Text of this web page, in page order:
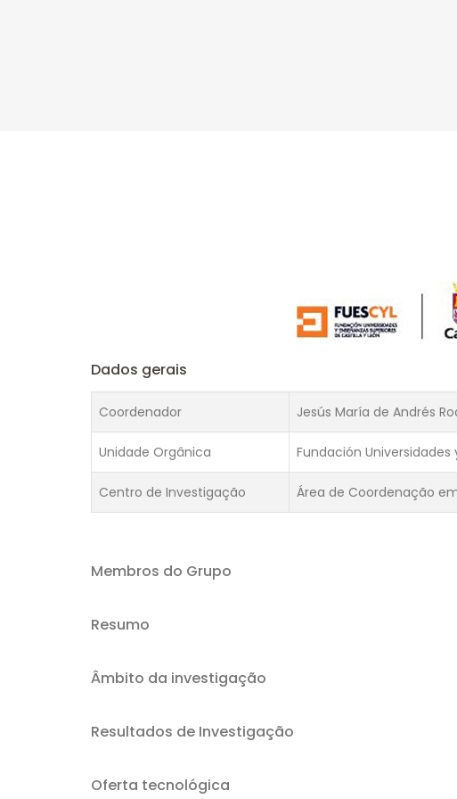
Dados gerais
Coordenador Jesús María de Andrés
Unidade Orgânica Fundación Universidades
Centro de Investigação Área de Coordenação
Membros do Grupo
Resumo
Âmbito da investigação
Resultados de Investigação
Oferta tecnológica